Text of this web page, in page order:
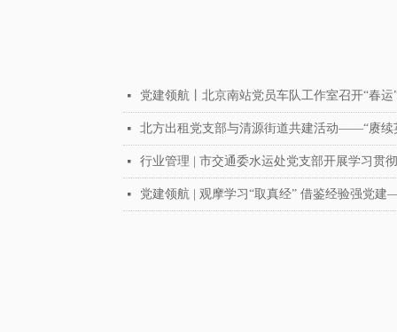
넷 党建领航丨北京南站党员车队工作室召开“春
넷 北方出租党支部与清源街道共建活动——“赓续
넷 行业管理 | 市交通委水运处党支部开展学习贯
넷 党建领航 | 观摩学习“取真经” 借鉴经验强党